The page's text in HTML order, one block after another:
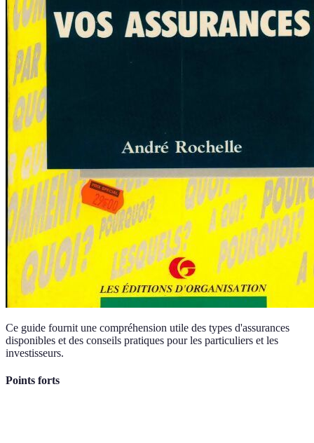
Ce guide fournit une compréhension utile des types d'assurances
disponibles et des conseils pratiques pour les particuliers et les
investisseurs.
Points forts